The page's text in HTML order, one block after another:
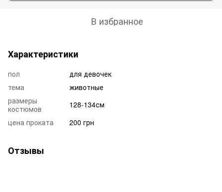
В избранное
Характеристики
пол
для девочек
тема
животные
размеры
костюмов
128-134см
цена проката
200 грн
Отзывы